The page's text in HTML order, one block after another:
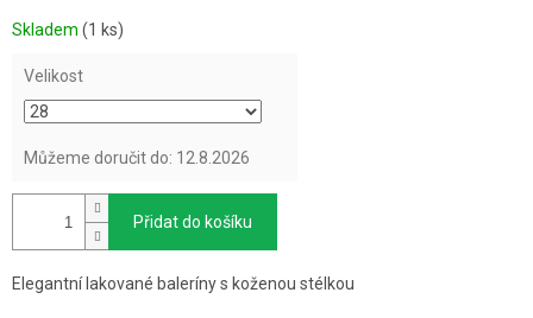
cena:
Skladem (1 ks)
Velikost
Můžeme doručit do: 12.8.2026
Přidat do košíku
Elegantní lakované baleríny s koženou stélkou